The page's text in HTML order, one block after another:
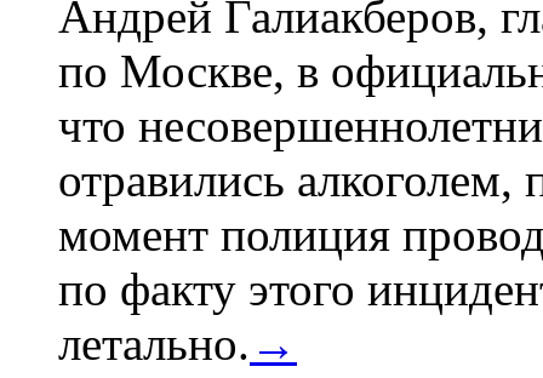
Андрей Галиакберов,
по Москве, в
что
отравились
момент полиция
по факту этого
летально. →